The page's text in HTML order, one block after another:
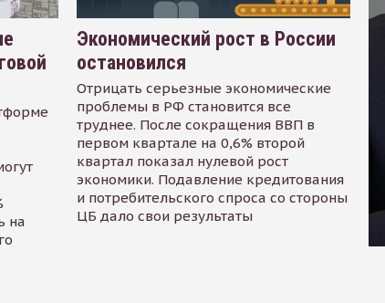
на
Экономический рост в России
остановился
Отрицать серьезные экономические
проблемы в РФ становится все
труднее. После сокращения ВВП в
первом квартале на 0,6% второй
квартал показал нулевой рост
экономики. Подавление кредитования
и потребительского спроса со стороны
ЦБ дало свои результаты